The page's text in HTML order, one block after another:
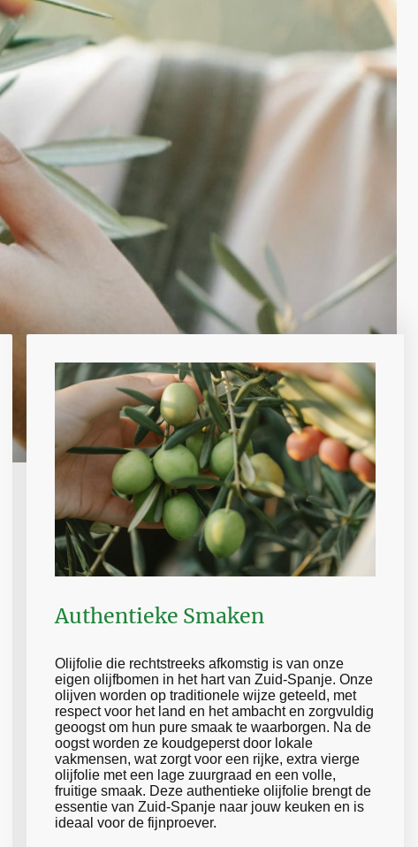
Authentieke Smaken
Olijfolie die rechtstreeks afkomstig is van onze
eigen olijfbomen in het hart van Zuid-Spanje. Onze
olijven worden op traditionele wijze geteeld, met
respect voor het land en het ambacht en zorgvuldig
geoogst om hun pure smaak te waarborgen. Na de
oogst worden ze koudgeperst door lokale
vakmensen, wat zorgt voor een rijke, extra vierge
olijfolie met een lage zuurgraad en een volle,
fruitige smaak. Deze authentieke olijfolie brengt de
essentie van Zuid-Spanje naar jouw keuken en is
ideaal voor de fijnproever.